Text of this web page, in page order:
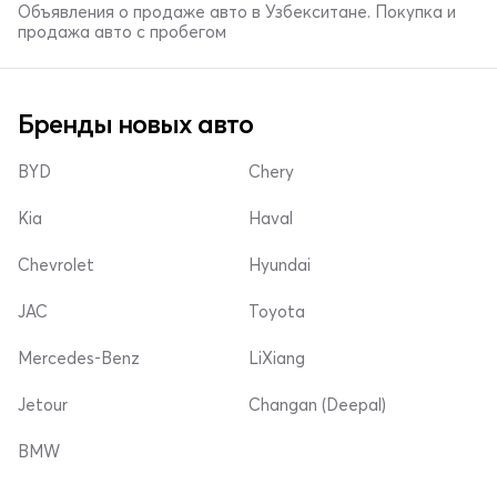
Объявления о продаже авто в Узбекситане. Покупка и
продажа авто с пробегом
Бренды новых авто
BYD
Kia
Chevrolet
Chery
Haval
Hyundai
JAC
Mercedes-Benz
Jetour
Toyota
LiXiang
Changan (Deepal)
BMW